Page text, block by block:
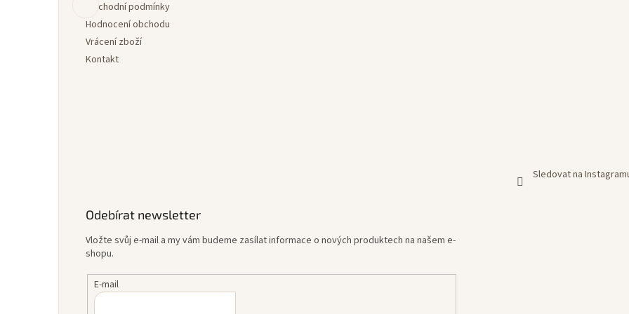
Obchodní podmínky
Hodnocení obchodu
Vrácení zboží
Kontakt
Sledovat na
Odebírat newsletter
Vložte svůj e-mail a my vám budeme zasílat informace o nových produktech na našem e-
shopu.
E-mail